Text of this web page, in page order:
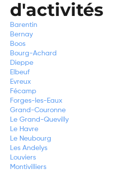
d'activités
Barentin
Bernay
Boos
Bourg-Achard
Dieppe
Elbeuf
Evreux
Fécamp
Forges-les-Eaux
Grand-Couronne
Le Grand-Quevilly
Le Havre
Le Neubourg
Les Andelys
Louviers
Montivilliers